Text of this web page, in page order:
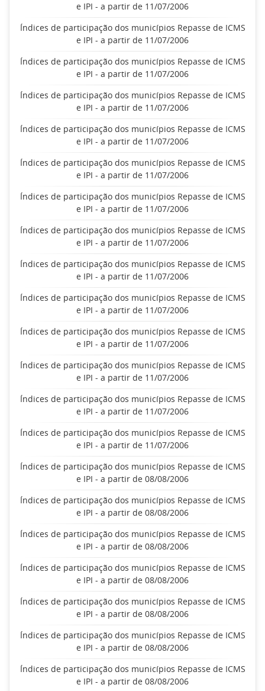
e IPI - a partir de 11/07/2006
Índices de participação dos municípios Repasse de ICMS
e IPI - a partir de 11/07/2006
Índices de participação dos municípios Repasse de ICMS
e IPI - a partir de 11/07/2006
Índices de participação dos municípios Repasse de ICMS
e IPI - a partir de 11/07/2006
Índices de participação dos municípios Repasse de ICMS
e IPI - a partir de 11/07/2006
Índices de participação dos municípios Repasse de ICMS
e IPI - a partir de 11/07/2006
Índices de participação dos municípios Repasse de ICMS
e IPI - a partir de 11/07/2006
Índices de participação dos municípios Repasse de ICMS
e IPI - a partir de 11/07/2006
Índices de participação dos municípios Repasse de ICMS
e IPI - a partir de 11/07/2006
Índices de participação dos municípios Repasse de ICMS
e IPI - a partir de 11/07/2006
Índices de participação dos municípios Repasse de ICMS
e IPI - a partir de 11/07/2006
Índices de participação dos municípios Repasse de ICMS
e IPI - a partir de 11/07/2006
Índices de participação dos municípios Repasse de ICMS
e IPI - a partir de 11/07/2006
Índices de participação dos municípios Repasse de ICMS
e IPI - a partir de 11/07/2006
Índices de participação dos municípios Repasse de ICMS
e IPI - a partir de 08/08/2006
Índices de participação dos municípios Repasse de ICMS
e IPI - a partir de 08/08/2006
Índices de participação dos municípios Repasse de ICMS
e IPI - a partir de 08/08/2006
Índices de participação dos municípios Repasse de ICMS
e IPI - a partir de 08/08/2006
Índices de participação dos municípios Repasse de ICMS
e IPI - a partir de 08/08/2006
Índices de participação dos municípios Repasse de ICMS
e IPI - a partir de 08/08/2006
Índices de participação dos municípios Repasse de ICMS
e IPI - a partir de 08/08/2006